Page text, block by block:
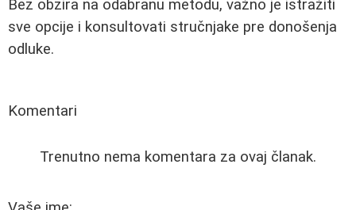
Bez obzira na odabranu metodu, važno je istražiti
sve opcije i konsultovati stručnjake pre donošenja
odluke.
Komentari
Trenutno nema komentara za ovaj članak.